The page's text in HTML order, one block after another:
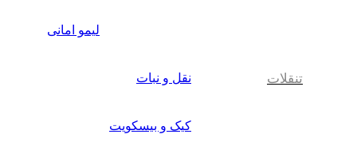
لیمو امانی
تنقلات نقل و نبات
کیک و بیسکویت